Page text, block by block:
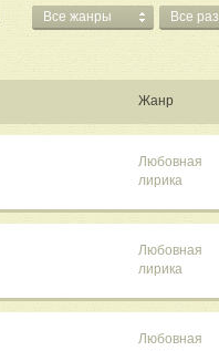
Все жанры Все
Жанр
Любовная
лирика
Любовная
лирика
Любовная